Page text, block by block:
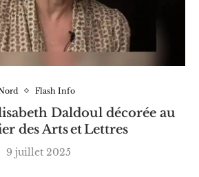
Flash Info
Daldoul décorée au
des Arts et Lettres
9 juillet 2025